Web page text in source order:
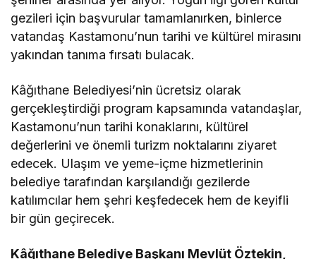
gezileri için başvurular tamamlanırken, binlerce
vatandaş Kastamonu’nun tarihi ve kültürel mirasını
yakından tanıma fırsatı bulacak.
Kâğıthane Belediyesi’nin ücretsiz olarak
gerçekleştirdiği program kapsamında vatandaşlar,
Kastamonu’nun tarihi konaklarını, kültürel
değerlerini ve önemli turizm noktalarını ziyaret
edecek. Ulaşım ve yeme-içme hizmetlerinin
belediye tarafından karşılandığı gezilerde
katılımcılar hem şehri keşfedecek hem de keyifli
bir gün geçirecek.
Kâğıthane Belediye Başkanı Mevlüt Öztekin,